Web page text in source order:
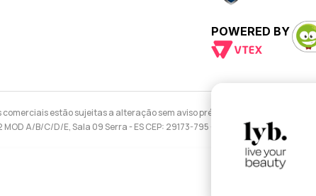
POWERED BY
estão sujeitas a alteração sem aviso prévio.
A/B/C/D/E, Sala 09 Serra - ES CEP: 29173-795 - CNPJ: 43.008.535/0001-11